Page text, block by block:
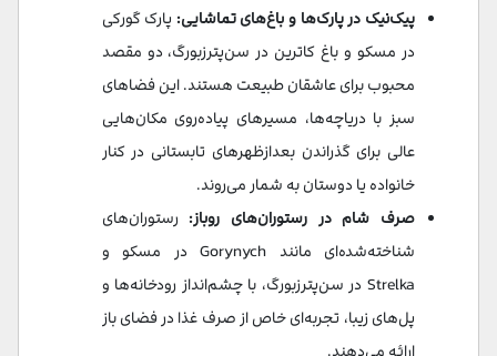
پیک‌نیک در پارک‌ها و باغ‌های تماشایی: پارک گورکی
در مسکو و باغ کاترین در سن‌پترزبورگ، دو مقصد
محبوب برای عاشقان طبیعت هستند. این فضاهای
سبز با دریاچه‌ها، مسیرهای پیاده‌روی مکان‌هایی
عالی برای گذراندن بعدازظهرهای تابستانی در کنار
خانواده یا دوستان به شمار می‌روند.
صرف شام در رستوران‌های روباز: رستوران‌های
شناخته‌شده‌ای مانند Gorynych در مسکو و
Strelka در سن‌پترزبورگ، با چشم‌انداز رودخانه‌ها و
پل‌های زیبا، تجربه‌ای خاص از صرف غذا در فضای باز